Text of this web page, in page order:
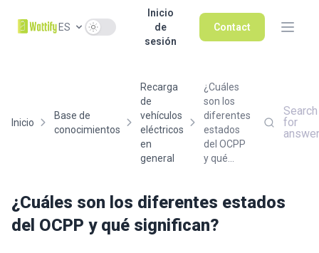
ES Use setting
Inicio
de
sesión
Contact
Inicio
Base de
conocimientos
Recarga
de
vehículos
eléctricos
en
general
¿Cuáles
son los
diferentes
estados
del OCPP
y qué...
Search
for
¿Cuáles son los diferentes estados
del OCPP y qué significan?